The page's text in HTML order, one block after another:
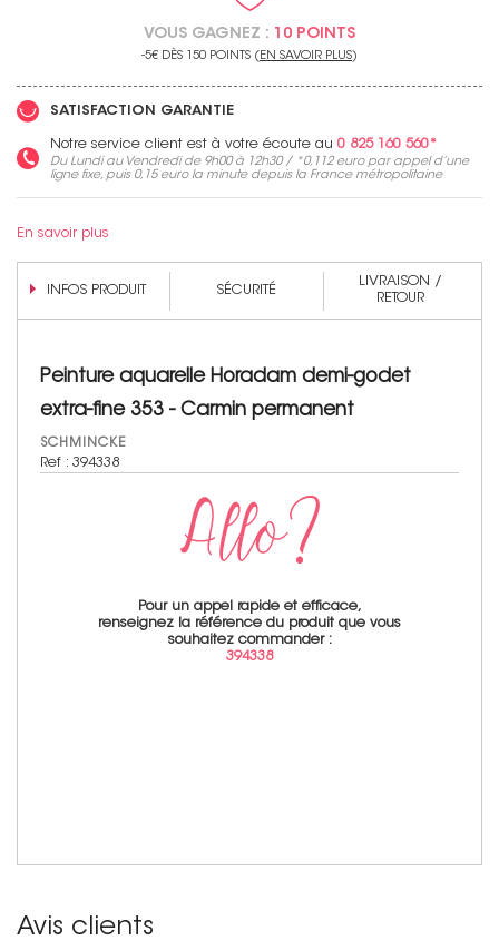
VOUS GAGNEZ : 10 POINTS
-5€ DÈS 150 POINTS ( EN SAVOIR PLUS)
SATISFACTION GARANTIE
Notre service client est à votre écoute au 0 825 160 560*
Du Lundi au Vendredi de 9h00 à 12h30 / *0,112 europar appel d’une
ligne fixe, puis 0,15 eurola minute depuis la France métropolitaine
En savoir plus
INFOS PRODUIT SÉCURITÉ
LIVRAISON /
RETOUR
Peinture aquarelle Horadam demi-godet
extra-fine 353 - Carmin permanent
SCHMINCKE
Ref : 394338
Pour un appel rapide et efficace,
renseignez la référence du produit que vous
souhaitez commander :
394338
Avis clients